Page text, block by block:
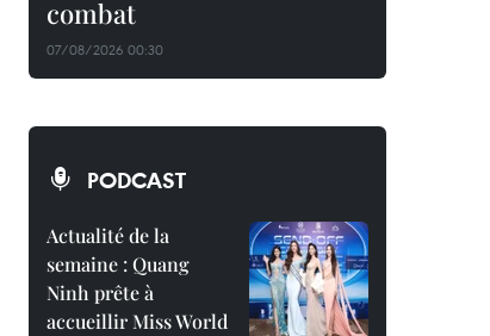
combat
07/08/2026 00:30
PODCAST
Actualité de la
semaine : Quang
Ninh prête à
accueillir Miss World